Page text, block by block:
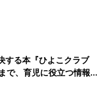
する本『ひよこクラブ
、育児に役立つ情報が